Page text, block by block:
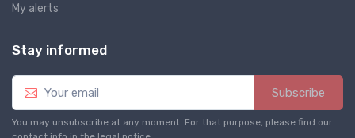
My alerts
Stay informed
Subscribe
You may unsubscribe at any moment. For that purpose, please find our